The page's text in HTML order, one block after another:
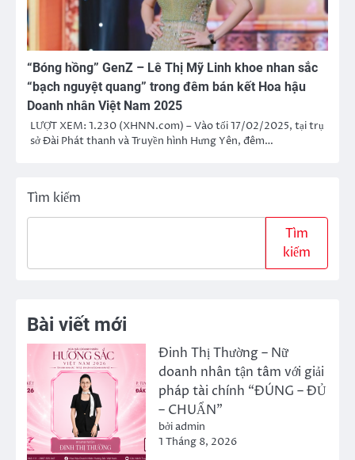
“Bóng hồng” GenZ – Lê Thị Mỹ Linh khoe nhan sắc
“bạch nguyệt quang” trong đêm bán kết Hoa hậu
Doanh nhân Việt Nam 2025
LƯỢT XEM: 1.230 (XHNN.com) – Vào tối 17/02/2025, tại trụ
sở Đài Phát thanh và Truyền hình Hưng Yên, đêm…
Tìm kiếm
Tìm
kiếm
Bài viết mới
Đinh Thị Thường – Nữ
doanh nhân tận tâm với giải
pháp tài chính “ĐÚNG – ĐỦ
– CHUẨN”
bởi admin
1 Tháng 8, 2026